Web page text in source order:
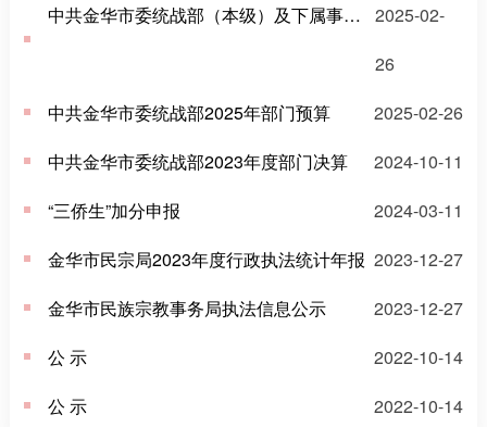
中共金华市委统战部（本级）及下属事业单位2025年单位预算
2025-02-
26
中共金华市委统战部2025年部门预算
2025-02-26
中共金华市委统战部2023年度部门决算
2024-10-11
“三侨生”加分申报
2024-03-11
金华市民宗局2023年度行政执法统计年报 2023-12-27
金华市民族宗教事务局执法信息公示
2023-12-27
公 示
2022-10-14
公 示
2022-10-14